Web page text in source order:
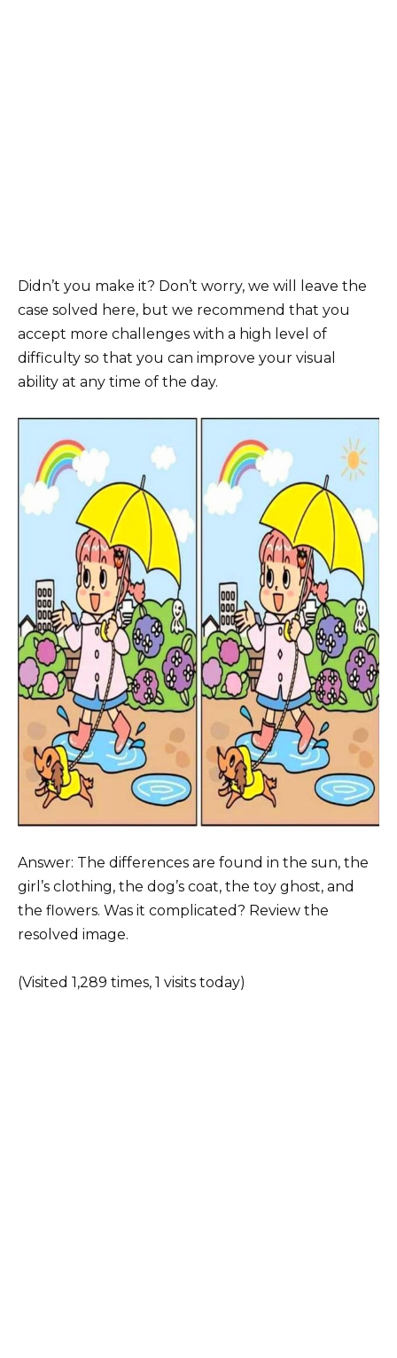
Didn’t you make it? Don’t worry, we will leave the
case solved here, but we recommend that you
accept more challenges with a high level of
difficulty so that you can improve your visual
ability at any time of the day.
Answer: The differences are found in the sun, the
girl’s clothing, the dog’s coat, the toy ghost, and
the flowers. Was it complicated? Review the
resolved image.
(Visited 1,289 times, 1 visits today)